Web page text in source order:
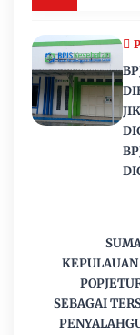
SEBAGAI